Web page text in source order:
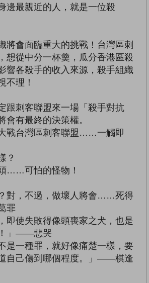
邊最親近的人，就是一位殺
將會面臨重大的挑戰！台灣區刺
想從中分一杯羹，瓜分香港區殺
響各殺手的收入來源，殺手組織
不理！
跟刺客聯盟來一場「殺手對抗
會有最終的決策權。
戰台灣區刺客聯盟……一觸即
？
……可怕的怪物！
？對，不過，做壞人將會……死得
罪
即使失敗得像頭喪家之犬，也是
」——悲哭
是一種罪，就好像痛楚一樣，要
自己傷到哪個程度。」——棋逢